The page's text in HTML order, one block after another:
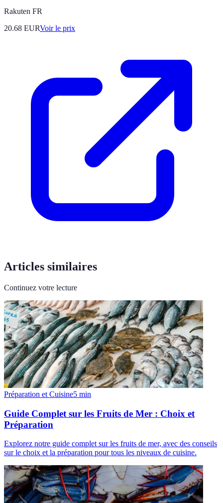
Rakuten FR
20.68 EURVoir le prix
Articles similaires
Continuez votre lecture
Préparation et Cuisine5 min
Guide Complet sur les Fruits de Mer : Choix et
Préparation
Explorez notre guide complet sur les fruits de mer, avec des conseils
sur le choix et la préparation pour tous les niveaux de cuisine.